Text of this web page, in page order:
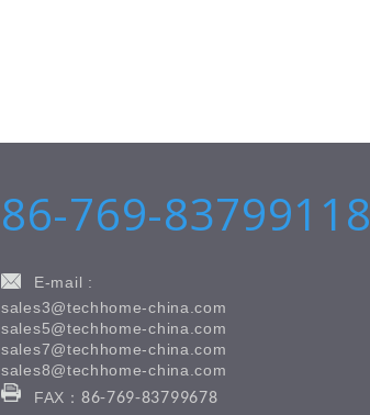
86-769-83799118
E-mail :
sales3@techhome-china.com
sales5@techhome-china.com
sales7@techhome-china.com
sales8@techhome-china.com
FAX： 86-769-83799678